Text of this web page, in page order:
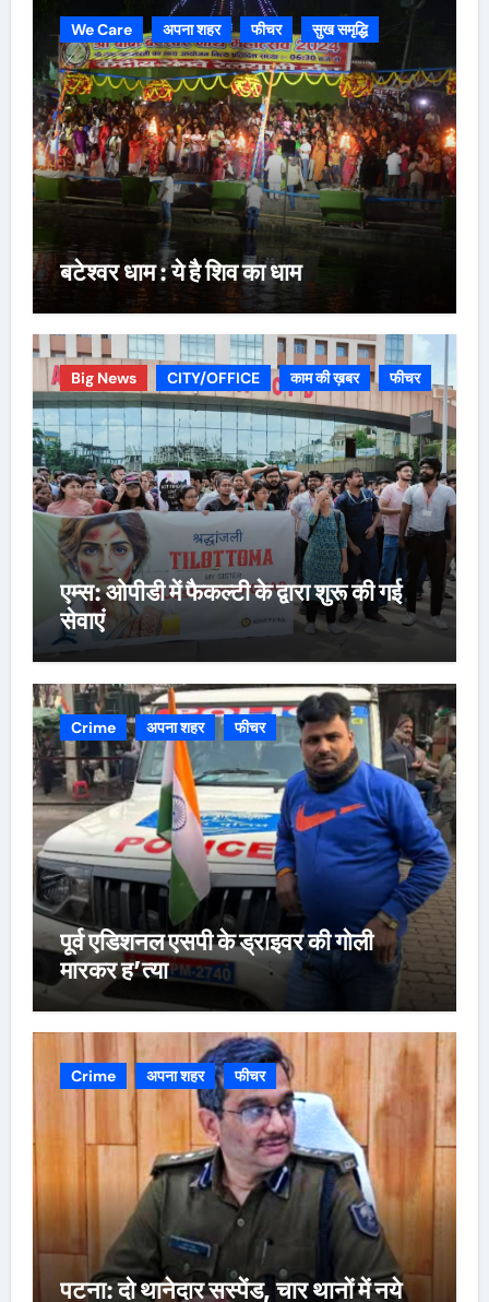
We Care अपना शहर फीचर सुख समृद्धि
बटेश्वर धाम : ये है शिव का धाम
Big News CITY/OFFICE काम की ख़बर फीचर
एम्स: ओपीडी में फैकल्टी के द्वारा शुरू की गई
सेवाएं
Crime अपना शहर फीचर
पूर्व एडिशनल एसपी के ड्राइवर की गोली
मारकर ह’त्या
Crime अपना शहर फीचर
पटना: दो थानेदार सस्पेंड, चार थानों में नये